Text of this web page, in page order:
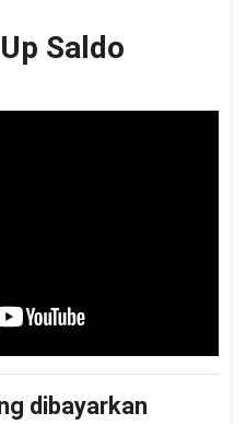
Saldo
dibayarkan